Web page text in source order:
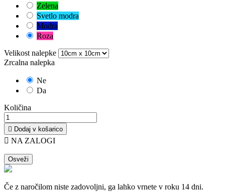
Zelena
Svetlo modra
Modra
Roza
Velikost nalepke
Zrcalna nalepka
Ne
Da
Količina
 Dodaj v košarico
 NA ZALOGI
Če z naročilom niste zadovoljni, ga lahko vrnete v roku 14 dni.